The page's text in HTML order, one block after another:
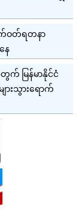
ဝတ်ရတနာ
ေ
က် မြန်မာနိုင်ငံ
းသွားရောက်